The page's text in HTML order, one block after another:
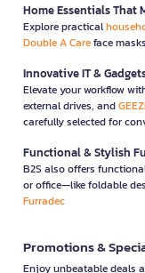
Home Essentials That
Explore practical
Double A Careface
Innovative IT &
Elevate your workflow
external drives, and
carefully selected for
Functional & Stylish
B2S also offers
or office—like foldable
Furradec
Promotions &
Enjoy unbeatable deals